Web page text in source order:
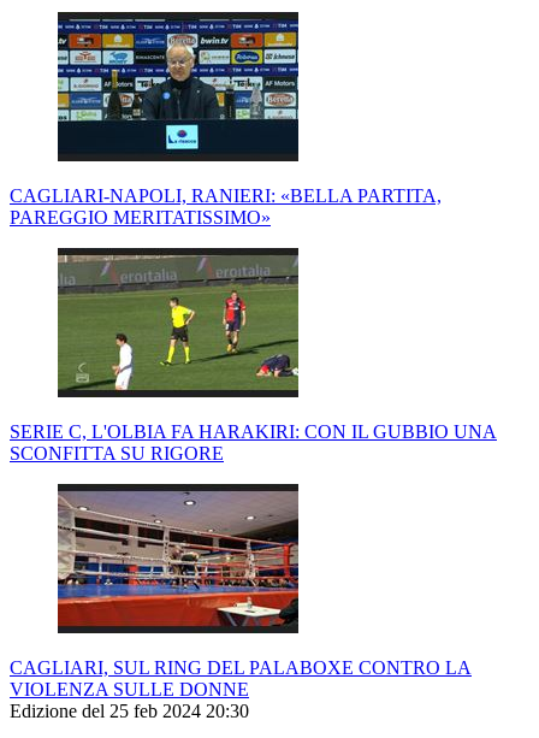
CAGLIARI-NAPOLI, RANIERI: «BELLA PARTITA,
PAREGGIO MERITATISSIMO»
SERIE C, L'OLBIA FA HARAKIRI: CON IL GUBBIO UNA
SCONFITTA SU RIGORE
CAGLIARI, SUL RING DEL PALABOXE CONTRO LA
VIOLENZA SULLE DONNE
Edizione del 25 feb 2024 20:30